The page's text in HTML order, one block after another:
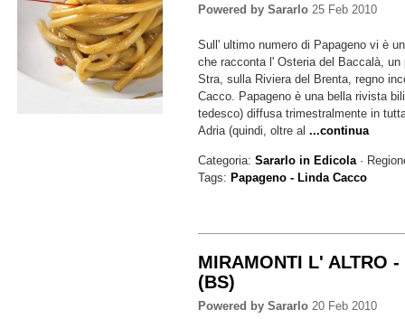
Powered by Sararlo 25 Feb 2010
Sull' ultimo numero di Papageno vi è
che racconta l' Osteria del Baccalà, un
Stra, sulla Riviera del Brenta, regno
Cacco. Papageno è una bella rivista
tedesco) diffusa trimestralmente in
Adria (quindi, oltre al...continua
Categoria:Sararlo in Edicola ·
Tags:Papageno - Linda Cacco
MIRAMONTI L' ALTRO
(BS)
Powered by Sararlo 20 Feb 2010